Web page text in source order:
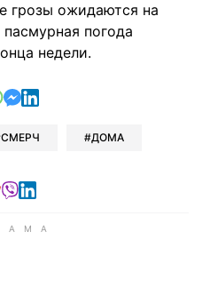
грозы ожидаются на
погода
недели.
Telegram
в Facebook
в Xв Viber
отправить в Whatsapp
отправить в Messenger
отправить в LinkedIn
СМЕРЧ ДОМА
Telegram
в Facebook
в X
Читайте в Google news
Читайте в Viber
Читайте в LinkedIn